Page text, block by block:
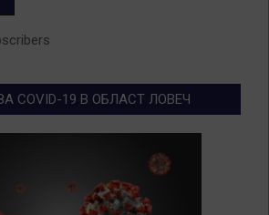
COVID-19 В ОБЛАСТ ЛОВЕЧ